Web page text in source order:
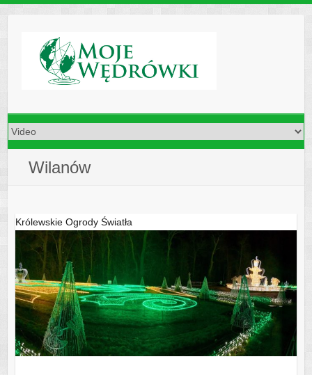
Wilanów
Królewskie Ogrody Światła